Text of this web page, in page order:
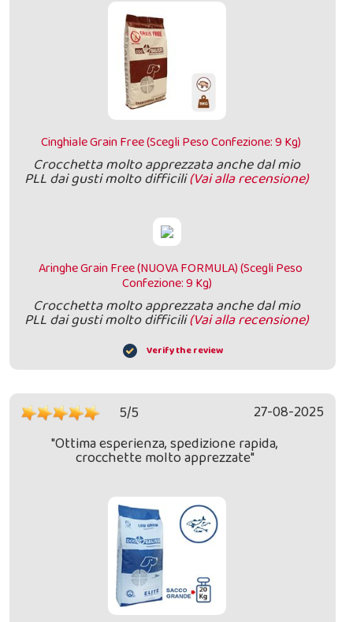
Cinghiale Grain Free (Scegli Peso Confezione: 9 Kg)
Crocchetta molto apprezzata anche dal mio
PLL dai gusti molto difficili(Vai alla recensione)
Aringhe Grain Free (NUOVA FORMULA) (Scegli Peso
Confezione: 9 Kg)
Crocchetta molto apprezzata anche dal mio
PLL dai gusti molto difficili(Vai alla recensione)
Verify the review
5/5
27-08-2025
"Ottima esperienza, spedizione rapida,
crocchette molto apprezzate"